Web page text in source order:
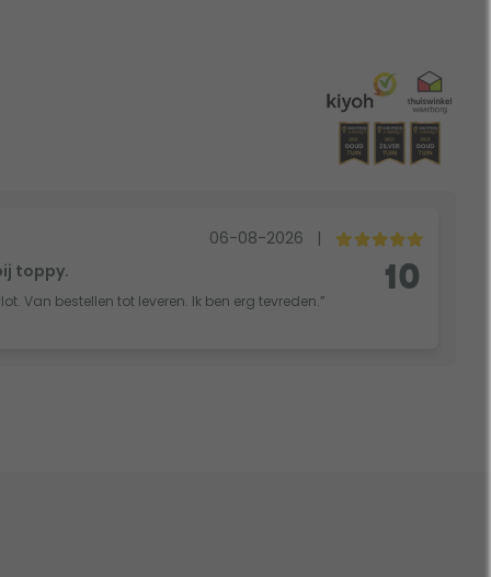
06-08-2026
|
toppy.
Van bestellen tot leveren. Ik ben erg tevreden.”
10